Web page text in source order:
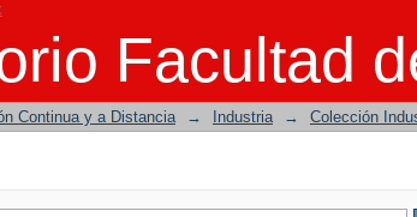
Facultad
Continua y a Distancia → Industria → Colección